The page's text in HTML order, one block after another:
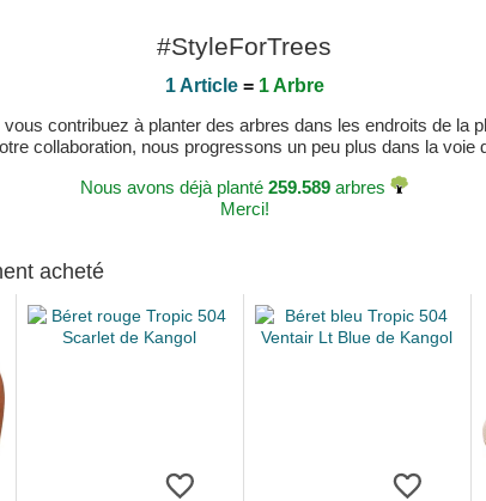
#StyleForTrees
1 Article= 1 Arbre
contribuez à planter des arbres dans les endroits de la
collaboration, nous progressons un peu plus dans la voie
Nous avons déjà planté 259.589 arbres
Merci!
acheté